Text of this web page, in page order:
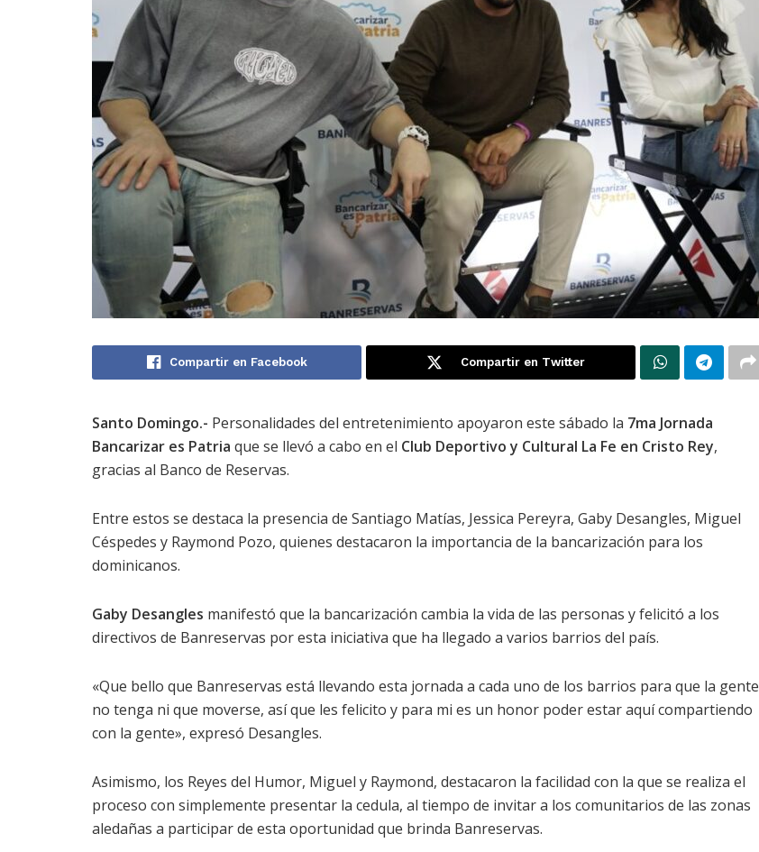
Compartir en Facebook Compartir en Twitter
Santo Domingo.- Personalidades del entretenimiento apoyaron este sábado la 7ma Jornada
Bancarizar es Patria que se llevó a cabo en el Club Deportivo y Cultural La Fe en Cristo Rey,
gracias al Banco de Reservas.
Entre estos se destaca la presencia de Santiago Matías, Jessica Pereyra, Gaby Desangles, Miguel
Céspedes y Raymond Pozo, quienes destacaron la importancia de la bancarización para los
dominicanos.
Gaby Desangles manifestó que la bancarización cambia la vida de las personas y felicitó a los
directivos de Banreservas por esta iniciativa que ha llegado a varios barrios del país.
«Que bello que Banreservas está llevando esta jornada a cada uno de los barrios para que la gente
no tenga ni que moverse, así que les felicito y para mi es un honor poder estar aquí compartiendo
con la gente», expresó Desangles.
Asimismo, los Reyes del Humor, Miguel y Raymond, destacaron la facilidad con la que se realiza el
proceso con simplemente presentar la cedula, al tiempo de invitar a los comunitarios de las zonas
aledañas a participar de esta oportunidad que brinda Banreservas.